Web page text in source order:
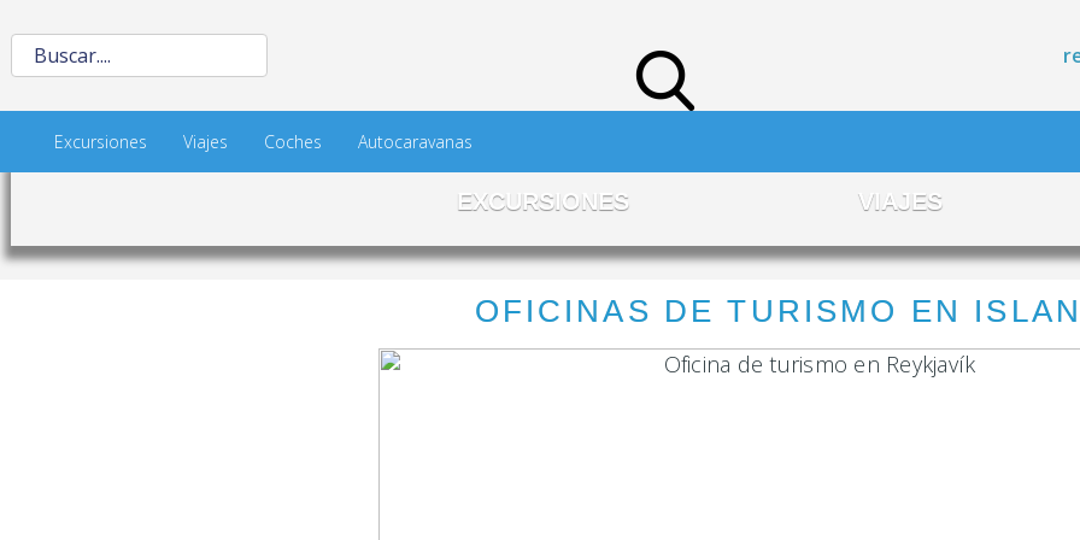
Excursiones Viajes Coches Autocaravanas
EXCURSIONES VIAJES
OFICINAS DE TURISMO EN